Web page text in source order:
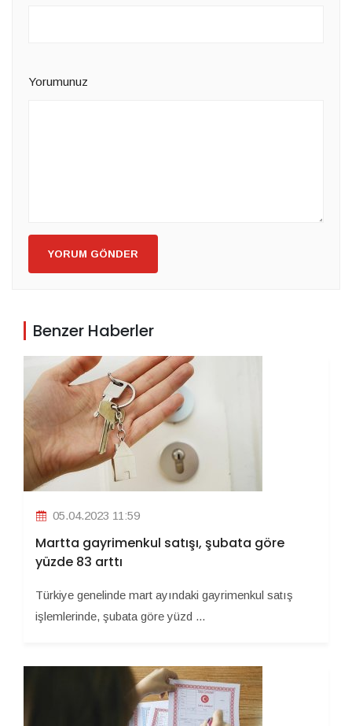
Yorumunuz
YORUM GÖNDER
Benzer Haberler
05.04.2023 11:59
Martta gayrimenkul satışı, şubata göre
yüzde 83 arttı
Türkiye genelinde mart ayındaki gayrimenkul satış
işlemlerinde, şubata göre yüzd ...